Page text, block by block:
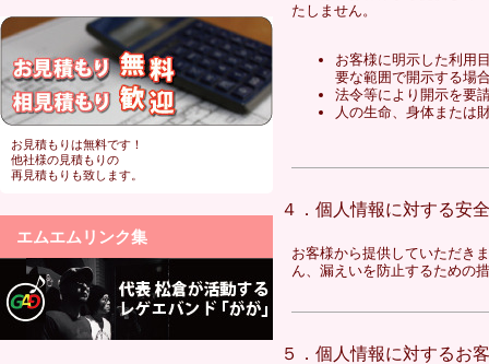
お見積もりは無料です！
他社様の見積もりの
再見積もりも致します。
エムエムリンク集
たしません。
お客様に明示した利用
要な範囲で開示する場
法令等により開示を要
人の生命、身体または
４．個人情報に対する安
お客様から提供していただき
ん、漏えいを防止するための
５．個人情報に対するお